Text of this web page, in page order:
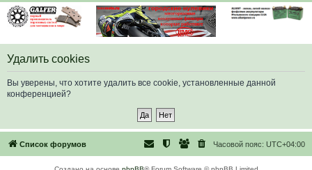
Удалить cookies
Вы уверены, что хотите удалить все cookie, установленные данной
конференцией?
Список форумов Часовой пояс: UTC+04:00